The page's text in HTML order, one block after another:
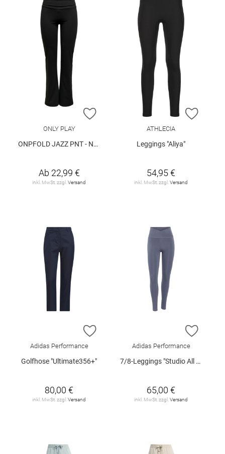
ZUR WUNSCHLISTE HINZUFÜGEN
ONLY PLAY
ONPFOLD JAZZ PNT - NOOS
Ab 22,99 €
inkl. MwSt. zzgl.Versand
ZUR
ATHLECIA
Leggings "Aliya"
54,95 €
inkl. MwSt. zzgl.Versand
ZUR WUNSCHLISTE HINZUFÜGEN
Adidas Performance
Golfhose "Ultimate356+"
80,00 €
inkl. MwSt. zzgl. Versand
ZUR
Adidas Performance
7/8-Leggings "Studio All Me"
65,00 €
inkl. MwSt. zzgl. Versand